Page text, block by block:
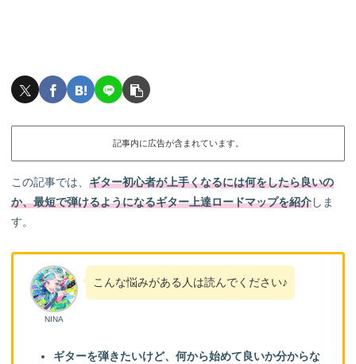
記事内に広告が含まれています。
この記事では、 ギター初心者が上手くなるには何をしたら良いの
か、最短で弾けるようになるギター上達ロードマップを紹介しま
す。
NINA
こんな悩みがある人は読んでください♪
ギターを弾きたいけど、何から始めて良いか分からな